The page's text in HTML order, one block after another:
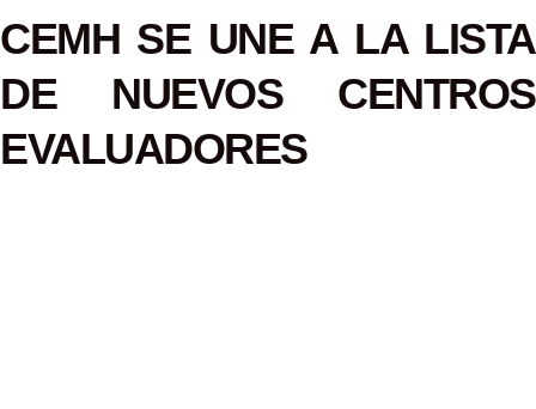
CEMH SE UNE A LA LISTA
DE NUEVOS CENTROS
EVALUADORES